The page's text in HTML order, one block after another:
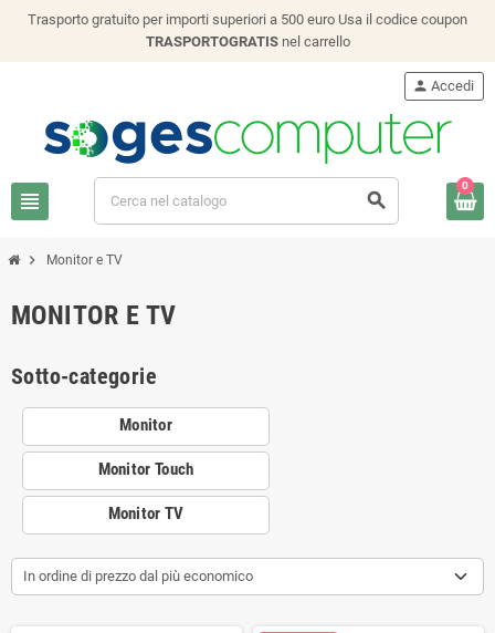
Trasporto gratuito per importi superiori a 500 euro Usa il codice coupon
TRASPORTOGRATISnel carrello
view_headline search
person Accedi
0
chevron_right Monitor e TV
MONITOR E TV
Sotto-categorie
Monitor
Monitor Touch
Monitor TV
In ordine di prezzo dal più economico